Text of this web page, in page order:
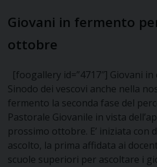
Giovani in fermento
ottobre
[foogallery id=”4717″] Giovani
Sinodo dei vescovi anche nella
fermento la seconda fase del
Pastorale Giovanile in vista
prossimo ottobre. E’ iniziata con
ascolto, la prima affidata ai
scuole superiori per ascoltare i